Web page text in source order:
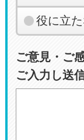
役に立
ご意見・ご
ご入力し送